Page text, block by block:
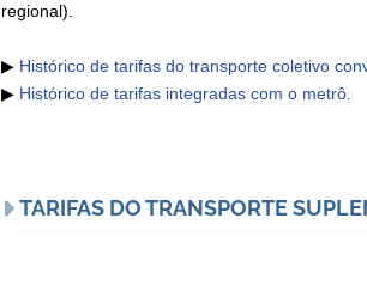
regional).
▶ Histórico de tarifas do transporte coletivo
▶ Histórico de tarifas integradas com o metrô.
TARIFAS DO TRANSPORTE